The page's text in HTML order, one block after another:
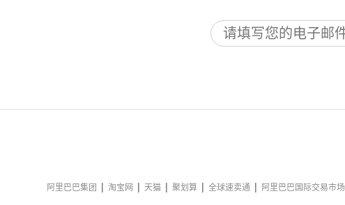
阿里巴巴集团 | 淘宝网 | 天猫 | 聚划算 | 全球速卖通 | 阿里巴巴国际交易市场